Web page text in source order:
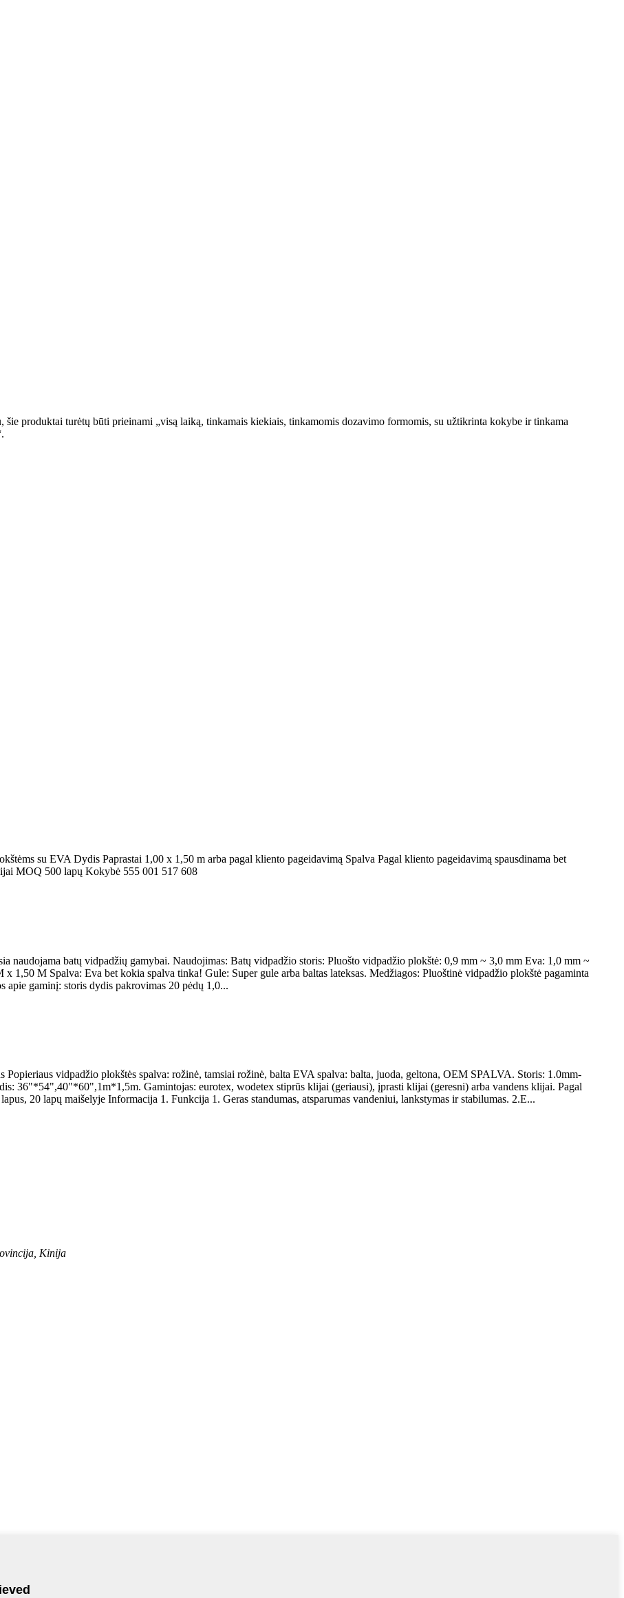
produktai turėtų būti prieinami „visą laiką, tinkamais kiekiais, tinkamomis dozavimo formomis, su užtikrinta kokybe ir tinkama
su EVA Dydis Paprastai 1,00 x 1,50 m arba pagal kliento pageidavimą Spalva Pagal kliento pageidavimą spausdinama bet
MOQ 500 lapų Kokybė 555 001 517 608
naudojama batų vidpadžių gamybai. Naudojimas: Batų vidpadžio storis: Pluošto vidpadžio plokštė: 0,9 mm ~ 3,0 mm Eva: 1,0 mm ~
1,50 M Spalva: Eva bet kokia spalva tinka! Gule: Super gule arba baltas lateksas. Medžiagos: Pluoštinė vidpadžio plokštė pagaminta
apie gaminį: storis dydis pakrovimas 20 pėdų 1,0...
Popieriaus vidpadžio plokštės spalva: rožinė, tamsiai rožinė, balta EVA spalva: balta, juoda, geltona, OEM SPALVA. Storis: 1.0mm-
36"*54",40"*60",1m*1,5m. Gamintojas: eurotex, wodetex stiprūs klijai (geriausi), įprasti klijai (geresni) arba vandens klijai. Pagal
20 lapų maišelyje Informacija 1. Funkcija 1. Geras standumas, atsparumas vandeniui, lankstymas ir stabilumas. 2.E...
Kinija